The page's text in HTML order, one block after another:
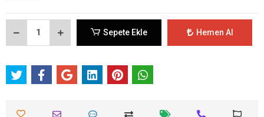
Sepete Ekle Hemen Al